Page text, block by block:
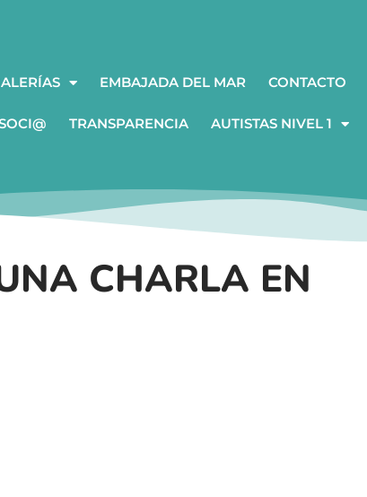
EMBAJADA DEL MAR CONTACTO
TRANSPARENCIA AUTISTAS NIVEL 1
CHARLA EN